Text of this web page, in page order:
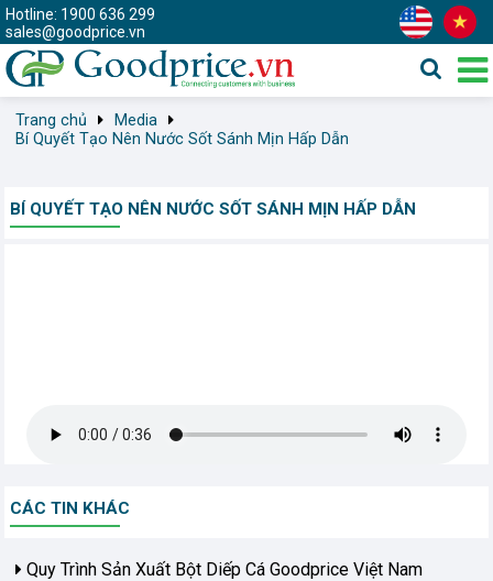
Hotline: 1900 636 299
sales@goodprice.vn
Trang chủ
Media
Bí Quyết Tạo Nên Nước Sốt Sánh Mịn Hấp Dẫn
BÍ QUYẾT TẠO NÊN NƯỚC SỐT SÁNH MỊN HẤP DẪN
CÁC TIN KHÁC
Quy Trình Sản Xuất Bột Diếp Cá Goodprice Việt Nam